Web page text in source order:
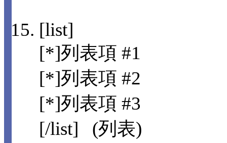
[list]
[*]列表項 #1
[*]列表項 #2
[*]列表項 #3
[/list] (列表)